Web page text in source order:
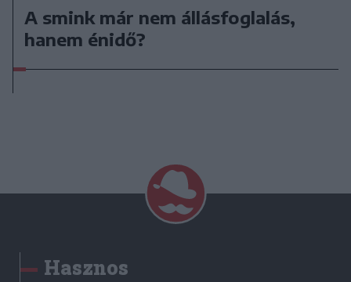
A smink már nem állásfoglalás,
hanem énidő?
Hasznos